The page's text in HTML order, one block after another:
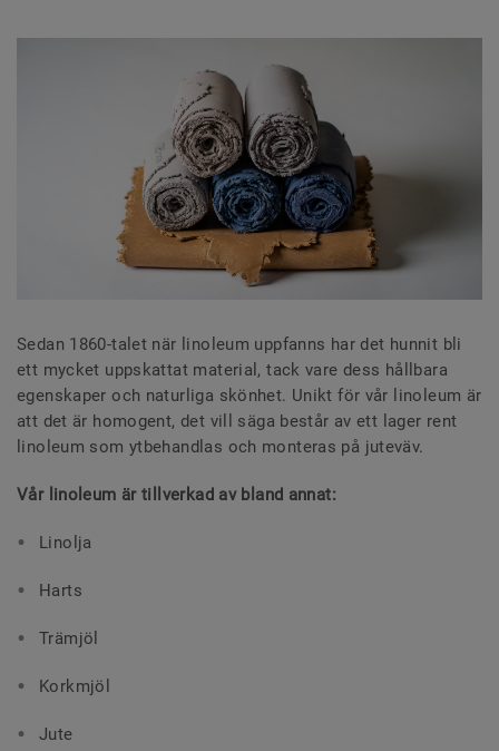
Sedan 1860-talet när linoleum uppfanns har det hunnit bli
ett mycket uppskattat material, tack vare dess hållbara
egenskaper och naturliga skönhet. Unikt för vår linoleum är
att det är homogent, det vill säga består av ett lager rent
linoleum som ytbehandlas och monteras på juteväv.
Vår linoleum är tillverkad av bland annat:
Linolja
Harts
Trämjöl
Korkmjöl
Jute